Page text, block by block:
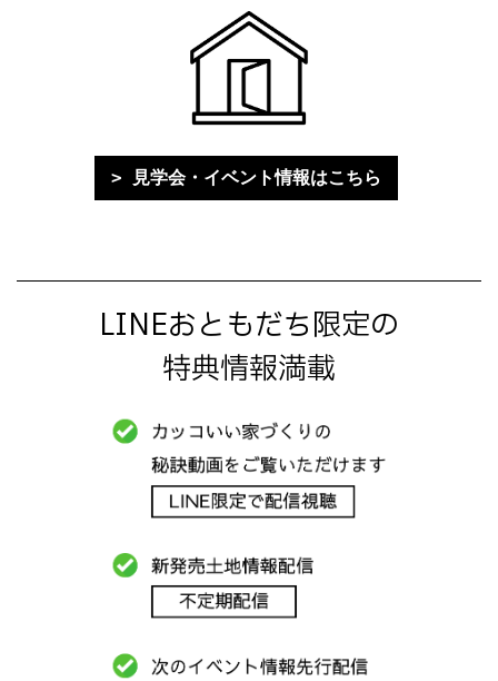
見学会・イベント情報はこちら
LINEおともだち限定の
特典情報満載